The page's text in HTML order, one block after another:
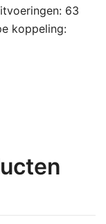
63
koppeling: